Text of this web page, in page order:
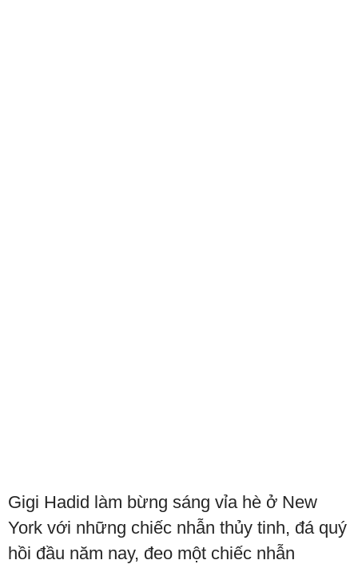
Gigi Hadid làm bừng sáng vỉa hè ở New
York với những chiếc nhẫn thủy tinh, đá quý
hồi đầu năm nay, đeo một chiếc nhẫn